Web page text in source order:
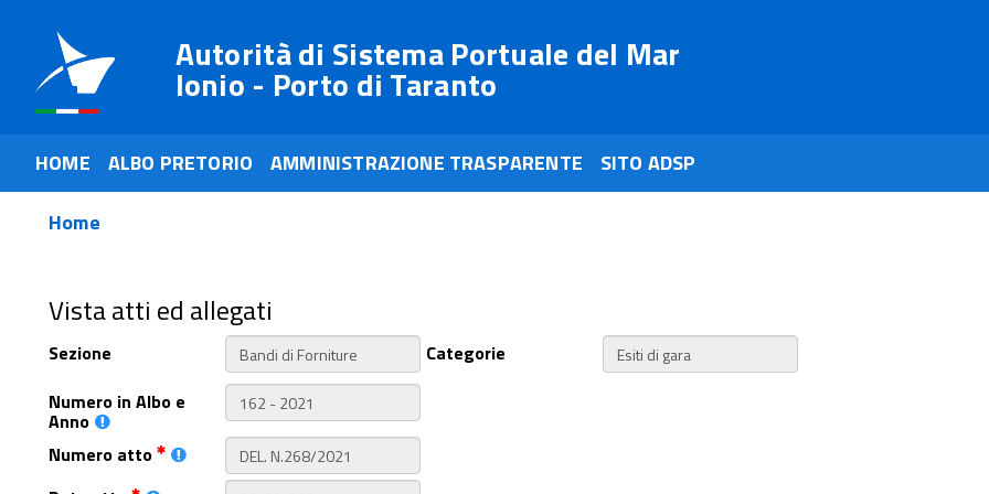
Autorità di Sistema Portuale del Mar
Ionio - Porto di Taranto
HOME ALBO PRETORIO AMMINISTRAZIONE TRASPARENTE
SITO ADSP
Home
Vista atti ed allegati
Sezione
Categorie
Numero in Albo e
Anno
Numero atto